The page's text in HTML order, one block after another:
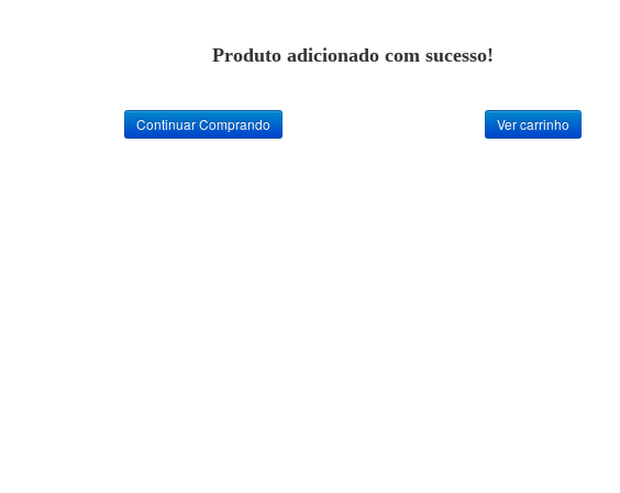
Produto adicionado com sucesso!
Continuar Comprando Ver carrinho